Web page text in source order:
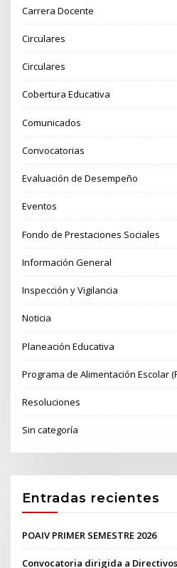
Carrera Docente
Circulares
Circulares
Cobertura Educativa
Comunicados
Convocatorias
Evaluación de Desempeño
Eventos
Fondo de Prestaciones Sociales
Información General
Inspección y Vigilancia
Noticia
Planeación Educativa
Programa de Alimentación Escolar
Resoluciones
Sin categoría
Entradas recientes
POAIV PRIMER SEMESTRE 2026
Convocatoria dirigida a